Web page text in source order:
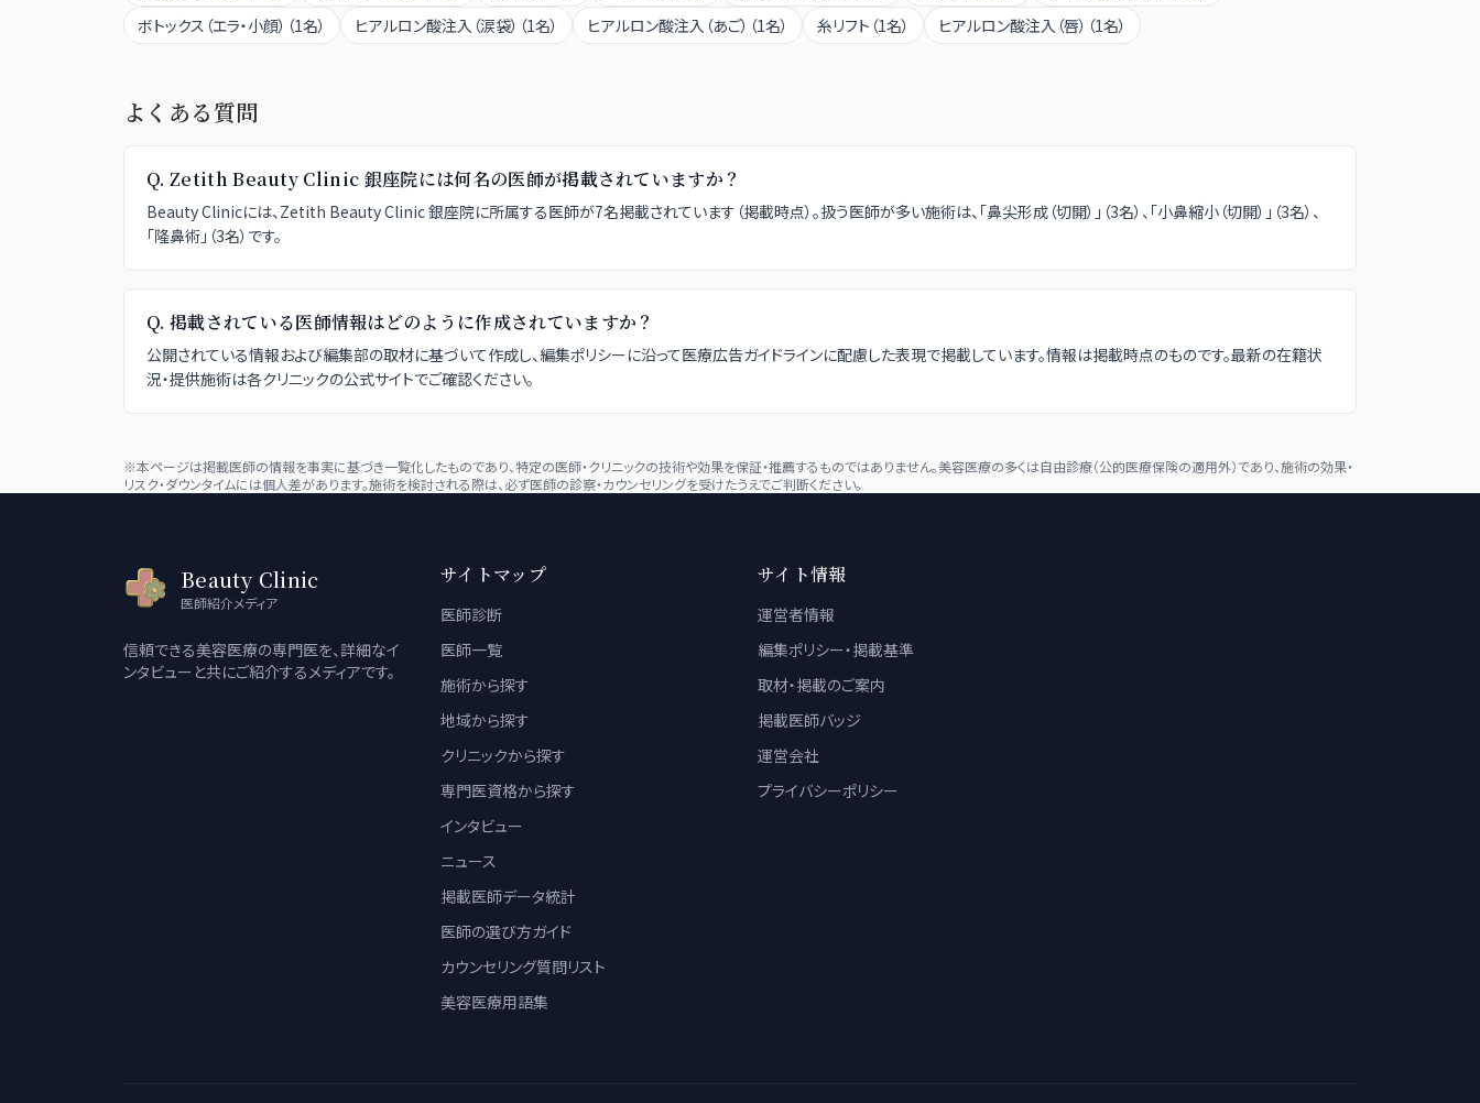
ボトックス（エラ・小顔） （1名） ヒアルロン酸注入（涙袋） （1名） ヒアルロン酸注入（あご） （1名） 糸リフト （1名） ヒアルロン酸注入（唇） （1名）
よくある質問
Q. Zetith Beauty Clinic 銀座院には何名の医師が掲載されていますか？
Beauty Clinicには、Zetith Beauty Clinic 銀座院に所属する医師が7名掲載されています（掲載時点）。扱う医師が多い施術は、「鼻尖形成（切開）」（3名）、「小鼻縮小（切開）」（3名）、
「隆鼻術」（3名）です。
Q. 掲載されている医師情報はどのように作成されていますか？
公開されている情報および編集部の取材に基づいて作成し、編集ポリシーに沿って医療広告ガイドラインに配慮した表現で掲載しています。情報は掲載時点のものです。最新の在籍状
況・提供施術は各クリニックの公式サイトでご確認ください。
※本ページは掲載医師の情報を事実に基づき一覧化したものであり、特定の医師・クリニックの技術や効果を保証・推薦するものではありません。美容医療の多くは自由診療（公的医療保険の適用外）であり、施術の効果・
リスク・ダウンタイムには個人差があります。施術を検討される際は、必ず医師の診察・カウンセリングを受けたうえでご判断ください。
Beauty Clinic
医師紹介メディア
信頼できる美容医療の専門医を、詳細なイ
ンタビューと共にご紹介するメディアです。
サイトマップ
医師診断
医師一覧
施術から探す
地域から探す
クリニックから探す
専門医資格から探す
インタビュー
ニュース
掲載医師データ統計
医師の選び方ガイド
カウンセリング質問リスト
美容医療用語集
サイト情報
運営者情報
編集ポリシー・掲載基準
取材・掲載のご案内
掲載医師バッジ
運営会社
プライバシーポリシー